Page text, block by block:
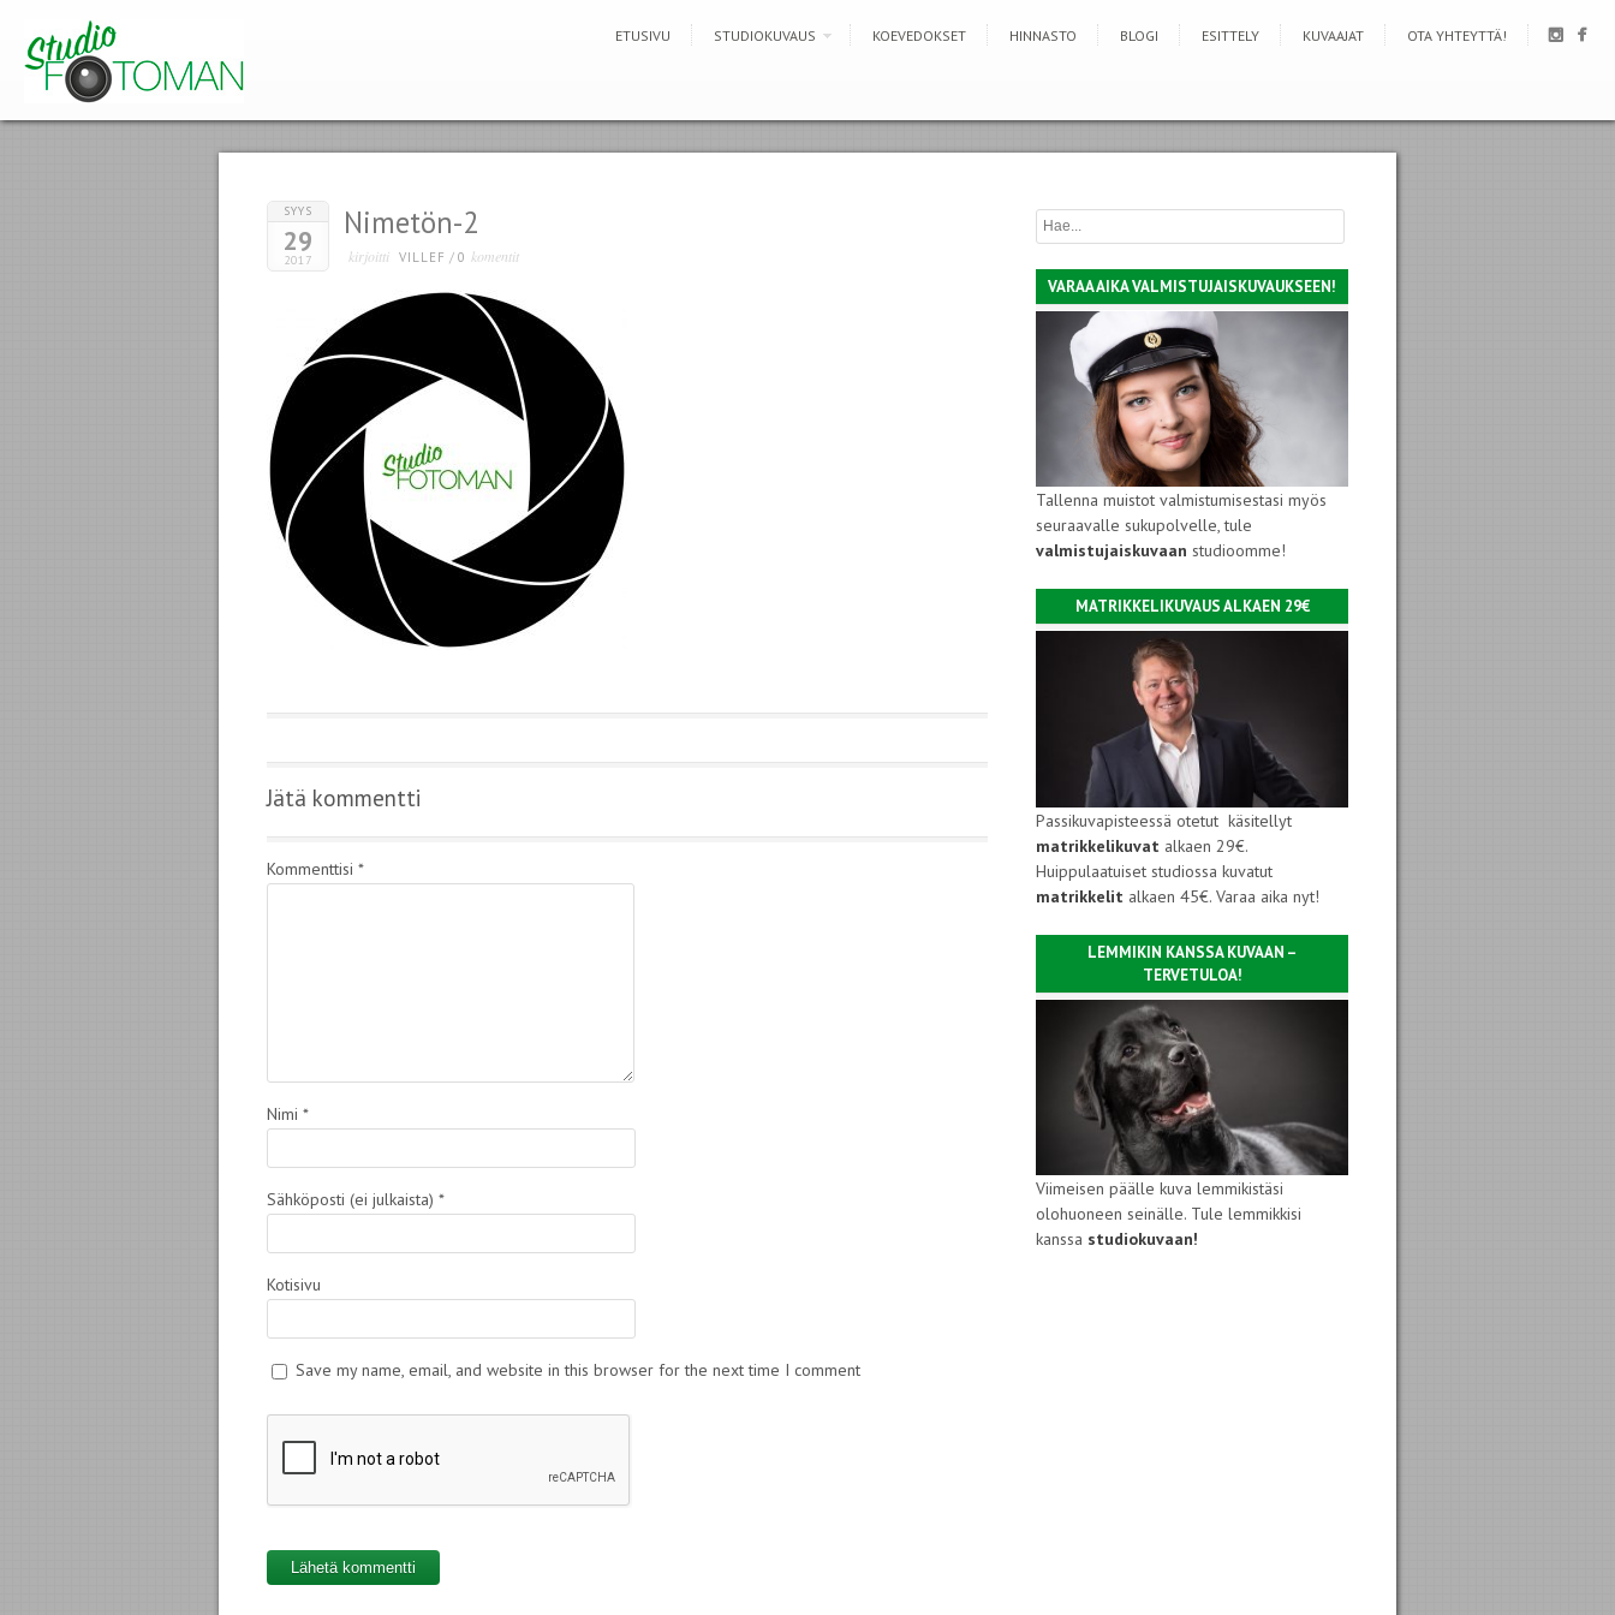
ETUSIVU STUDIOKUVAUS KOEVEDOKSET HINNASTO BLOGI ESITTELY KUVAAJAT OTA YHTEYTTÄ!
SYYS
29
2017
Nimetön-2
kirjoitti VILLEF / 0 komentit
Jätä kommentti
Kommenttisi *
Nimi *
Sähköposti (ei julkaista) *
Kotisivu
Save my name, email, and website in this browser for the next time I comment
VARAA AIKA VALMISTUJAISKUVAUKSEEN!
Tallenna muistot valmistumisestasi myös
seuraavalle sukupolvelle, tule
valmistujaiskuvaan studioomme!
MATRIKKELIKUVAUS ALKAEN 29€
Passikuvapisteessä otetut käsitellyt
matrikkelikuvat alkaen 29€.
Huippulaatuiset studiossa kuvatut
matrikkelit alkaen 45€. Varaa aika nyt!
LEMMIKIN KANSSA KUVAAN –
TERVETULOA!
Viimeisen päälle kuva lemmikistäsi
olohuoneen seinälle. Tule lemmikkisi
kanssa studiokuvaan!